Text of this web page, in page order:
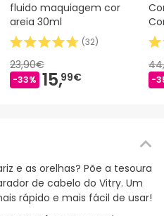
fluido maquiagem cor
areia 30ml
(32)
23,90€
-33% 15,99€ -
e as orelhas? Põe a tesoura
de cabelo do Vitry. Um
rápido e mais fácil de usar!